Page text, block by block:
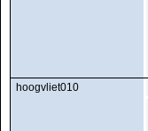
hoogvliet010